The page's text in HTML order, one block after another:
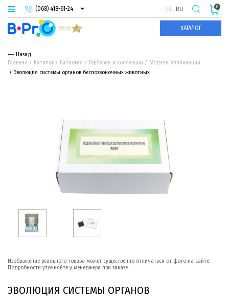
(068) 418-61-24
(093) 974-66-94
(095) 987-29-55
UA RU
КАТАЛОГ
0
Назад
Главная
Каталог Биология Гербарии и коллекции
Модели аппликации
Эволюция системы органов беспозвоночных животных
Изображение реального товара может существенно отличаться от фото на сайте.
Подробности уточняйте у менеджера при заказе.
ЭВОЛЮЦИЯ СИСТЕМЫ ОРГАНОВ